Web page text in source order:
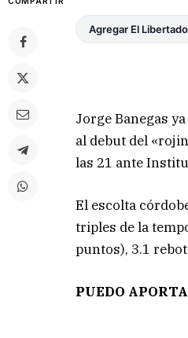
Agregar El
Jorge Banegas
al debut del
las 21 ante
El escolta
triples de la
puntos), 3.1
PUEDO